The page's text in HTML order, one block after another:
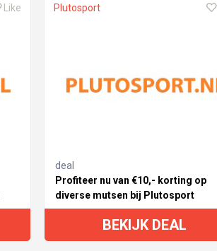
Like Plutosport
deal
Profiteer nu van €10,- korting op
diverse mutsen bij Plutosport
BEKIJK DEAL